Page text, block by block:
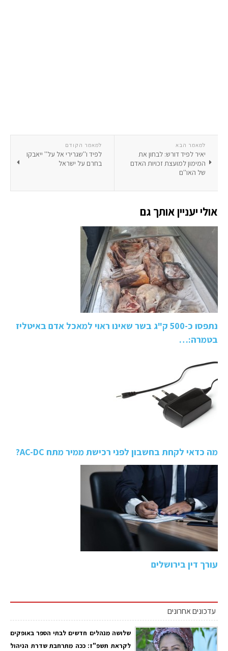
למאמר הקודם
לפיד ו''שגרירי אל על'' ייאבקו
בחרם על ישראל
למאמר הבא
יאיר לפיד דורש: לבחון את
המימון למועצת זכויות האדם
של האו''ם
אולי יעניין אותך גם
נתפסו כ-500 ק"ג בשר שאינו ראוי למאכל אדם באיטליז
בטמרה:…
מה כדאי לקחת בחשבון לפני רכישת ממיר מתח AC-DC?
עורך דין בירושלים
עדכונים אחרונים
שלושה מנהלים חדשים לבתי הספר באופקים
לקראת תשפ"ז: ככה מתרחבת שדרת הניהול